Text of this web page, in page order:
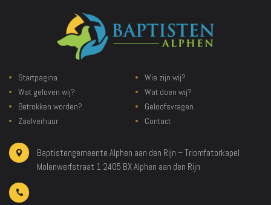
Startpagina
Wie zijn wij?
Wat geloven wij?
Wat doen wij?
Betrokken worden?
Geloofsvragen
Zaalverhuur
Contact
Baptistengemeente Alphen aan den Rijn – Triomfatorkapel
Molenwerfstraat 1 2405 BX Alphen aan den Rijn